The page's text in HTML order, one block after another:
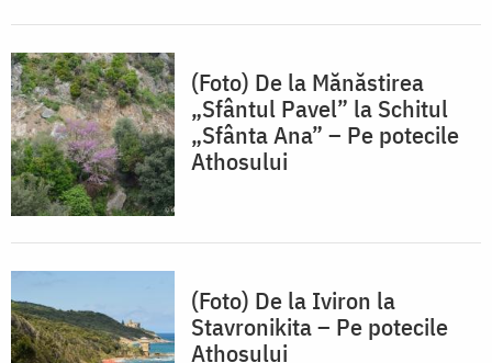
(Foto) De la Mănăstirea
„Sfântul Pavel” la Schitul
„Sfânta Ana” – Pe potecile
Athosului
(Foto) De la Iviron la
Stavronikita – Pe potecile
Athosului